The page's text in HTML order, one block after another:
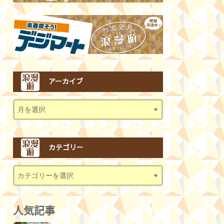
アーカイブ
カテゴリー
人気記事